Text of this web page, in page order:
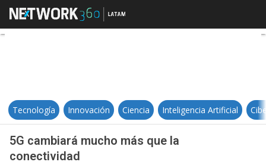
5G cambiará mucho más que la
Tecnología Innovación Ciencia Inteligencia Artificial
5G cambiará mucho más que la
conectividad